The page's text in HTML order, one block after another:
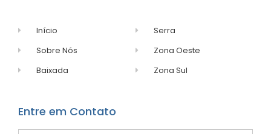
Início
Sobre Nós
Baixada
Serra
Zona Oeste
Zona Sul
Entre em Contato